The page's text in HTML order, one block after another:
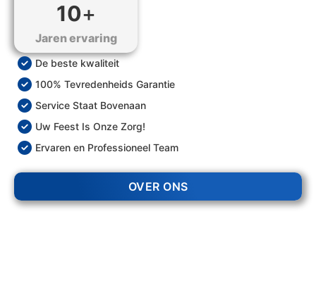
10+
Jaren ervaring
De beste kwaliteit
100% Tevredenheids Garantie
Service Staat Bovenaan
Uw Feest Is Onze Zorg!
Ervaren en Professioneel Team
OVER ONS